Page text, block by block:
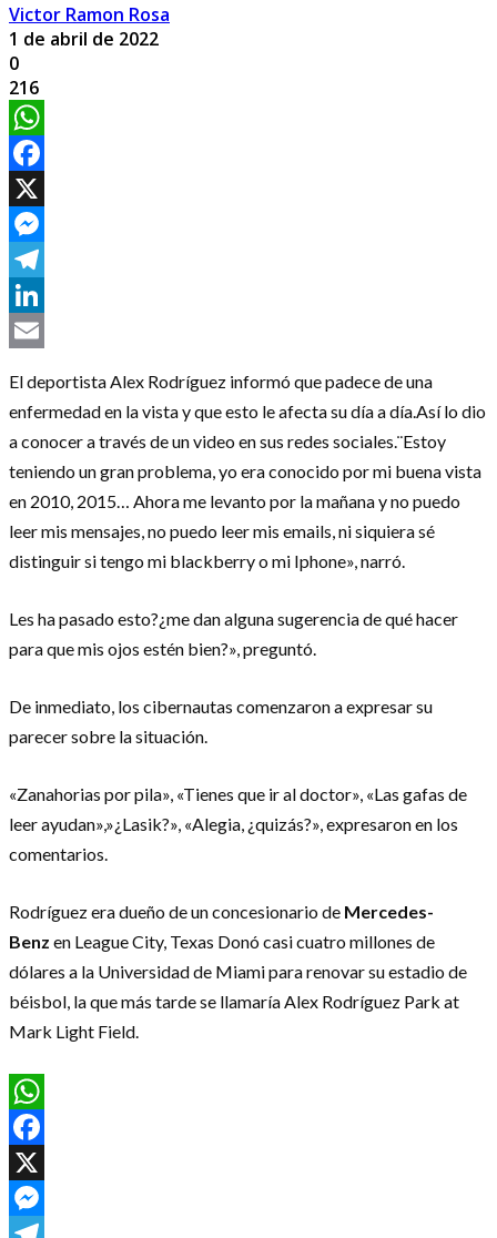
Victor Ramon Rosa
1 de abril de 2022
0
216
WhatsApp
Facebook
X
Messenger
Telegram
LinkedIn
El deportista Alex Rodríguez informó que padece de una
enfermedad en la vista y que esto le afecta su día a día.Así lo dio
a conocer a través de un video en sus redes sociales.¨Estoy
teniendo un gran problema, yo era conocido por mi buena vista
en 2010, 2015… Ahora me levanto por la mañana y no puedo
leer mis mensajes, no puedo leer mis emails, ni siquiera sé
distinguir si tengo mi blackberry o mi Iphone», narró.
Les ha pasado esto?¿me dan alguna sugerencia de qué hacer
para que mis ojos estén bien?», preguntó.
De inmediato, los cibernautas comenzaron a expresar su
parecer sobre la situación.
«Zanahorias por pila», «Tienes que ir al doctor», «Las gafas de
leer ayudan»,»¿Lasik?», «Alegia, ¿quizás?», expresaron en los
comentarios.
Rodríguez era dueño de un concesionario de Mercedes-
Benz en League City, Texas Donó casi cuatro millones de
dólares a la Universidad de Miami para renovar su estadio de
béisbol, la que más tarde se llamaría Alex Rodríguez Park at
Mark Light Field.
WhatsApp
Facebook
X
Messenger